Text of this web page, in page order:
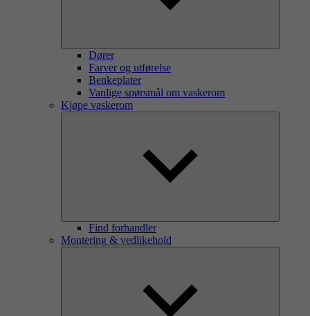
Dører
Farver og utførelse
Benkeplater
Vanlige spørsmål om vaskerom
Kjøpe vaskerom
Find forhandler
Montering & vedlikehold